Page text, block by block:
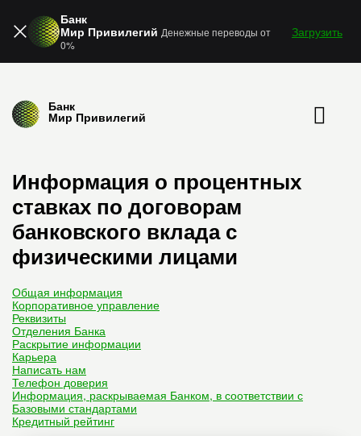
Банк
Мир Привилегий Денежные переводы от
0%
Загрузить
Банк
Мир Привилегий
Информация о процентных
ставках по договорам
банковского вклада с
физическими лицами
Общая информация
Корпоративное управление
Реквизиты
Отделения Банка
Раскрытие информации
Карьера
Написать нам
Телефон доверия
Информация, раскрываемая Банком, в соответствии с
Базовыми стандартами
Кредитный рейтинг